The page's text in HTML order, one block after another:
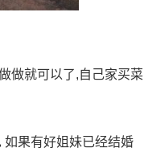
做就可以了,自己家买菜
如果有好姐妹已经结婚